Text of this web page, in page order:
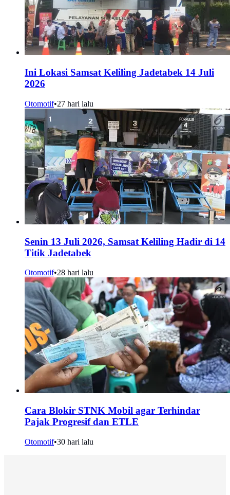
Ini Lokasi Samsat Keliling Jadetabek 14 Juli
2026
Otomotif•27 hari lalu
Senin 13 Juli 2026, Samsat Keliling Hadir di 14
Titik Jadetabek
Otomotif•28 hari lalu
Cara Blokir STNK Mobil agar Terhindar
Pajak Progresif dan ETLE
Otomotif•30 hari lalu